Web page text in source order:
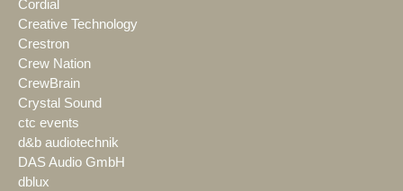
Cordial
Creative Technology
Crestron
Crew Nation
CrewBrain
Crystal Sound
ctc events
d&b audiotechnik
DAS Audio GmbH
dblux